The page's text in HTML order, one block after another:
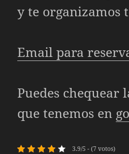
y te organizamos
Email para
Puedes chequear
que tenemos en
3.9/5 - (7 votos)